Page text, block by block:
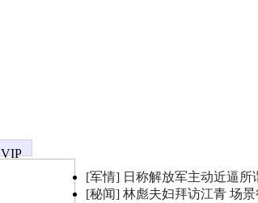
VIP
[军情] 日称解放军主动近逼所
[秘闻] 林彪夫妇拜访江青 场